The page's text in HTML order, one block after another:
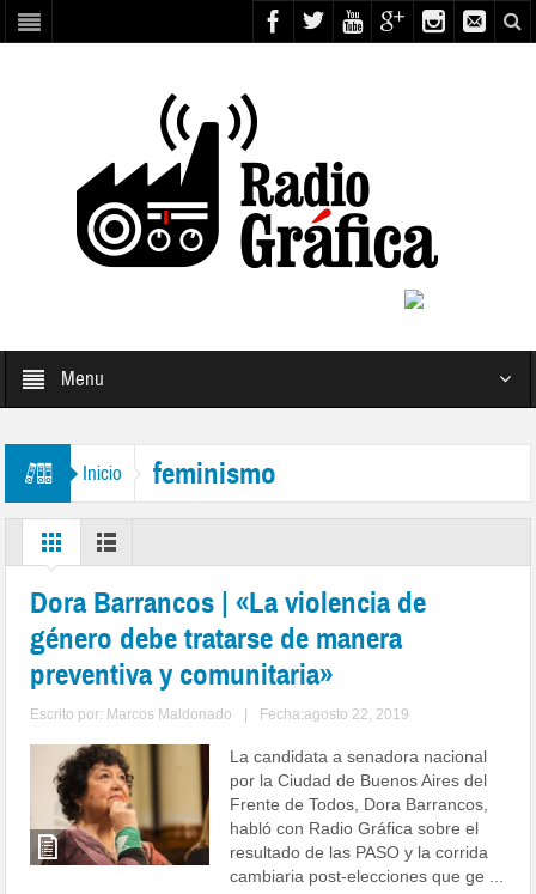
Menu
Inicio feminismo
Dora Barrancos | «La violencia de
género debe tratarse de manera
preventiva y comunitaria»
Escrito por: Marcos Maldonado Fecha:agosto 22, 2019
La candidata a senadora nacional
por la Ciudad de Buenos Aires del
Frente de Todos, Dora Barrancos,
habló con Radio Gráfica sobre el
resultado de las PASO y la corrida
cambiaria post-elecciones que ge ...